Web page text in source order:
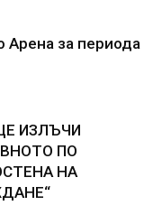
Арена за периода
ИЗЛЪЧИ
ПО
НА